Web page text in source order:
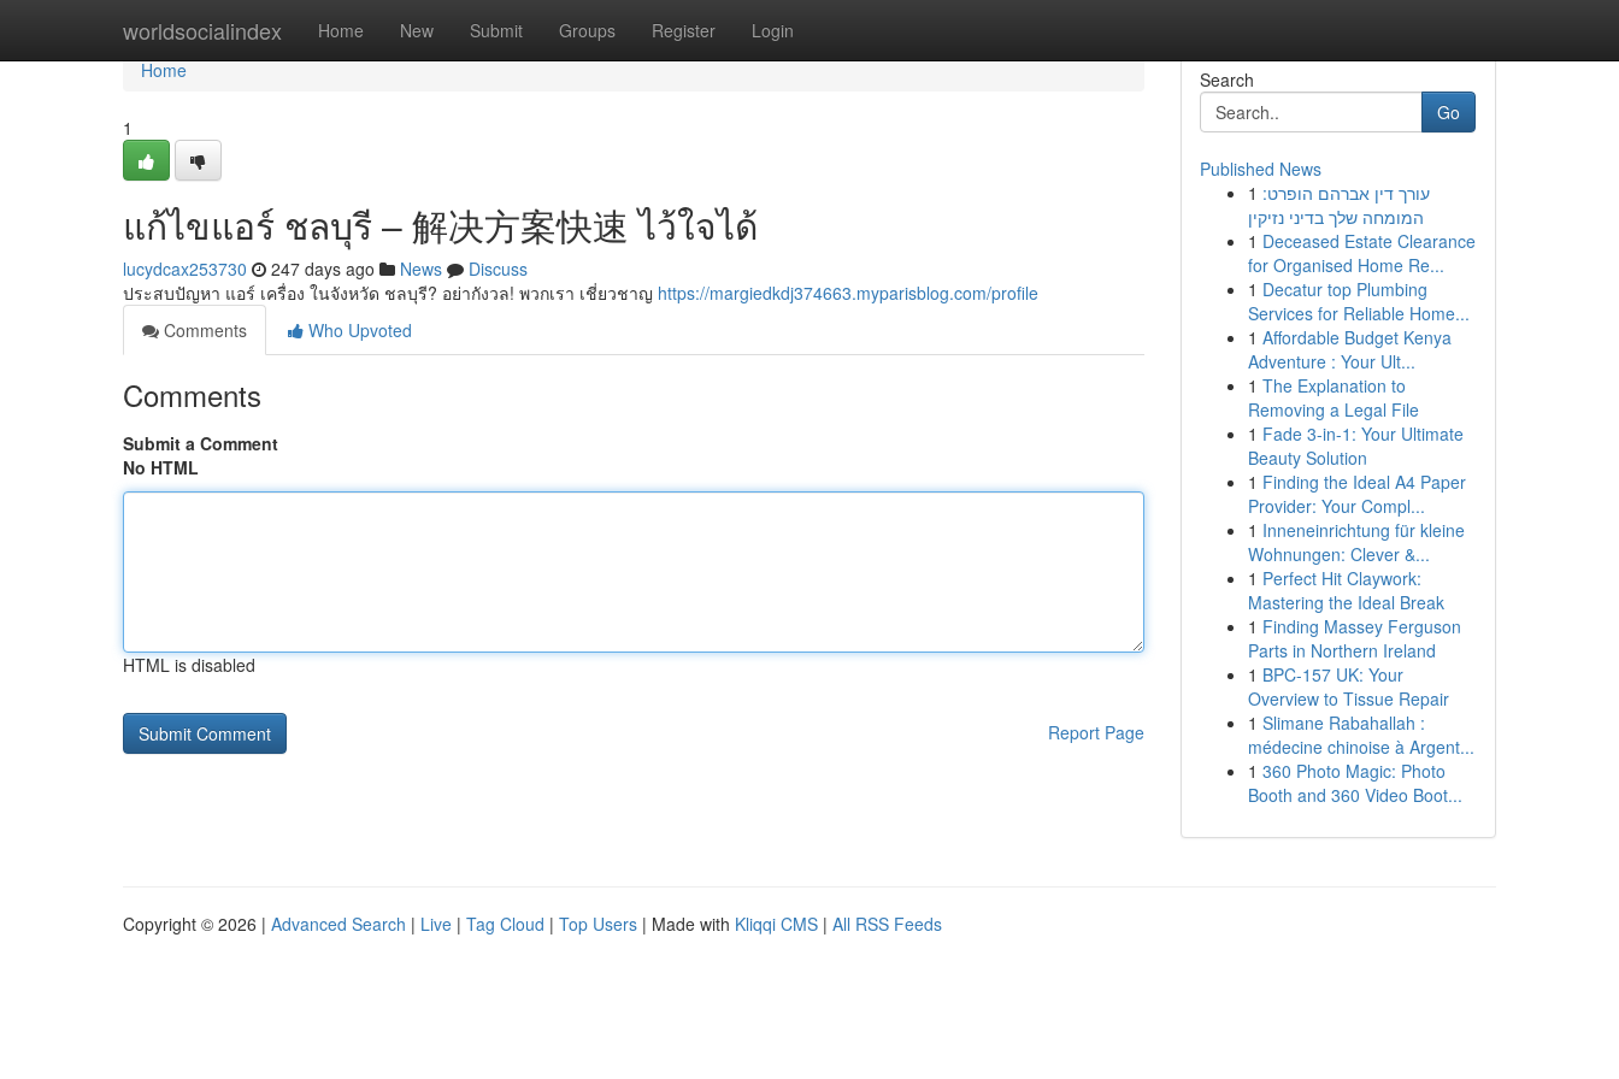
worldsocialindex Home New Submit Groups Register Login
Home
Home
1
แก้ไขแอร์ ชลบุรี – 解决方案快速 ไว้ใจได้
lucydcax253730 247 days ago News
Discuss
ประสบปัญหา แอร์ เครื่อง ในจังหวัด ชลบุรี? อย่ากังวล! พวกเรา เชี่ยวชาญ https://margiedkdj374663.myparisblog.com/profile
Comments
Who Upvoted
Comments
Submit a Comment
No HTML
HTML is disabled
Report Page
Search
Go
Published News
1 עורך דין אברהם הופרט:
המומחה שלך בדיני נזיקין
1 Deceased Estate Clearance
for Organised Home Re...
1 Decatur top Plumbing
Services for Reliable Home...
1 Affordable Budget Kenya
Adventure : Your Ult...
1 The Explanation to
Removing a Legal File
1 Fade 3-in-1: Your Ultimate
Beauty Solution
1 Finding the Ideal A4 Paper
Provider: Your Compl...
1 Inneneinrichtung für kleine
Wohnungen: Clever &...
1 Perfect Hit Claywork:
Mastering the Ideal Break
1 Finding Massey Ferguson
Parts in Northern Ireland
1 BPC-157 UK: Your
Overview to Tissue Repair
1 Slimane Rabahallah :
médecine chinoise à Argent...
1 360 Photo Magic: Photo
Booth and 360 Video Boot...
Copyright © 2026 | Advanced Search | Live | Tag Cloud | Top Users | Made with Kliqqi CMS | All RSS Feeds